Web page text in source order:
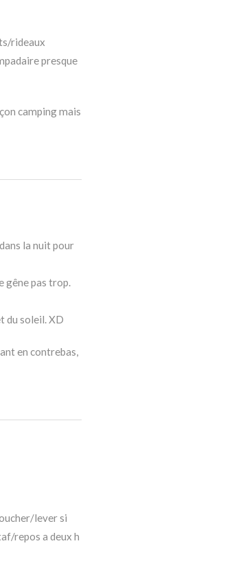
rideaux
presque
camping mais
la nuit pour
gêne pas trop.
du soleil. XD
en contrebas,
lever si
repos a deux h